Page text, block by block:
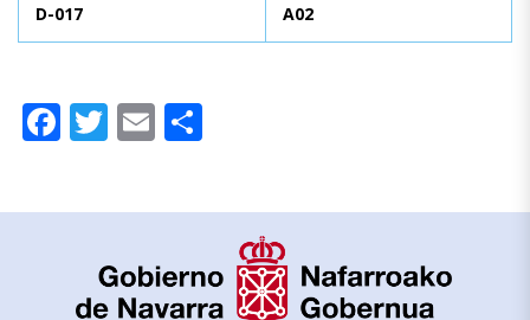
D-017 A02
Facebook
Twitter
Email